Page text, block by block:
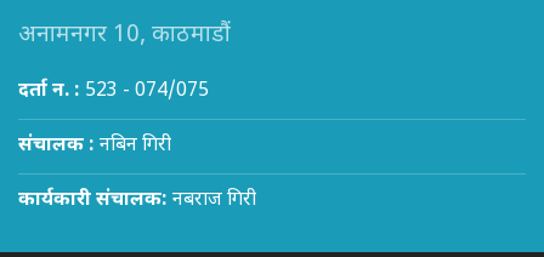
अनामनगर 10, काठमाडौं
दर्ता न. : 523 - 074/075
संचालक : नबिन गिरी
कार्यकारी संचालक: नबराज गिरी